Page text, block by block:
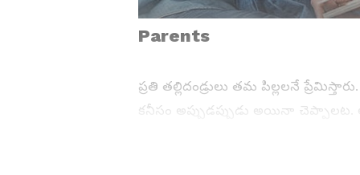
Parents
ప్రతి తల్లిదండ్రులు తమ పిల్లలనే
కనీసం అప్పుడప్పుడు అయినా చెప్పాలట.